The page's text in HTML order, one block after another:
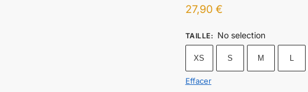
27,90 €
TAILLE: No selection
XS S M L
Effacer